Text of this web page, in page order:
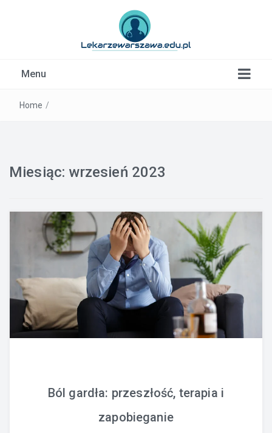
Menu
Home /
Miesiąc: wrzesień 2023
Ból gardła: przeszłość, terapia i
zapobieganie